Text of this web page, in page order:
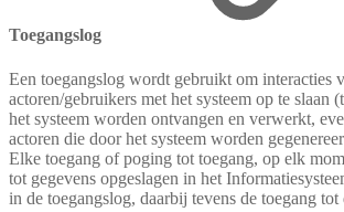
Toegangslog
Een toegangslog wordt gebruikt om interacties
actoren/gebruikers met het systeem op te slaan
het systeem worden ontvangen en verwerkt,
actoren die door het systeem worden
Elke toegang of poging tot toegang, op elk
tot gegevens opgeslagen in het
in de toegangslog, daarbij tevens de toegang